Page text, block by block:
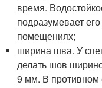
время.
подразумевает
помещениях;
ширина шва. У
делать шов
9 мм. В противном